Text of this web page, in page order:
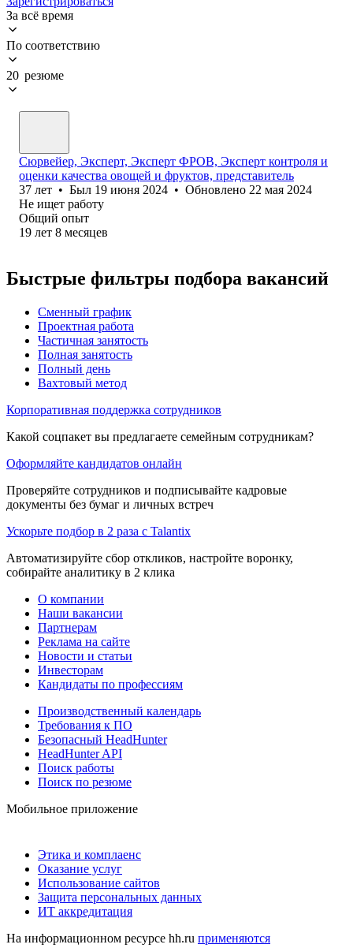
За всё время
По соответствию
20 резюме
Сюрвейер, Эксперт, Эксперт ФРОВ, Эксперт контроля и
оценки качества овощей и фруктов, представитель
37 лет • Был 19 июня 2024 • Обновлено 22 мая 2024
Не ищет работу
Общий опыт
19 лет 8 месяцев
Быстрые фильтры подбора вакансий
Сменный график
Проектная работа
Частичная занятость
Полная занятость
Полный день
Вахтовый метод
Корпоративная поддержка сотрудников
Какой соцпакет вы предлагаете семейным сотрудникам?
Оформляйте кандидатов онлайн
Проверяйте сотрудников и подписывайте кадровые
документы без бумаг и личных встреч
Ускорьте подбор в 2 раза с Talantix
Автоматизируйте сбор откликов, настройте воронку,
собирайте аналитику в 2 клика
О компании
Наши вакансии
Партнерам
Реклама на сайте
Новости и статьи
Инвесторам
Кандидаты по профессиям
Производственный календарь
Требования к ПО
Безопасный HeadHunter
HeadHunter API
Поиск работы
Поиск по резюме
Мобильное приложение
Этика и комплаенс
Оказание услуг
Использование сайтов
Защита персональных данных
ИТ аккредитация
На информационном ресурсе hh.ru применяются